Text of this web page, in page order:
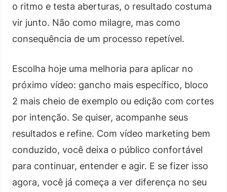
o ritmo e testa aberturas, o resultado costuma
vir junto. Não como milagre, mas como
consequência de um processo repetível.
Escolha hoje uma melhoria para aplicar no
próximo vídeo: gancho mais específico, bloco
2 mais cheio de exemplo ou edição com cortes
por intenção. Se quiser, acompanhe seus
resultados e refine. Com vídeo marketing bem
conduzido, você deixa o público confortável
para continuar, entender e agir. E se fizer isso
agora, você já começa a ver diferença no seu